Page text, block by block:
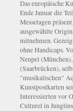
Das europäische
Ende Januar die
Messetagen
ausgewählte
mitnehmen.
ohne Handicaps.
Neupel
(Saarbrücken),
"musikalischen"
Kunstpostkarten
Interessierten vor
Culturel in